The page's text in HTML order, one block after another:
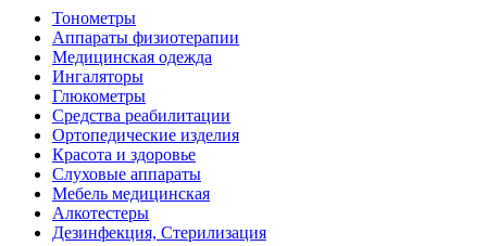
Тонометры
Аппараты физиотерапии
Медицинская одежда
Ингаляторы
Глюкометры
Средства реабилитации
Ортопедические изделия
Красота и здоровье
Слуховые аппараты
Мебель медицинская
Алкотестеры
Дезинфекция, Стерилизация